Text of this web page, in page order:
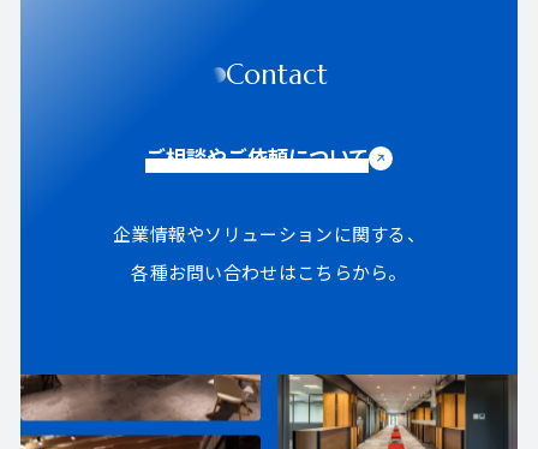
Contact
ご相談やご依頼について
企業情報やソリューションに関する、
各種お問い合わせはこちらから。